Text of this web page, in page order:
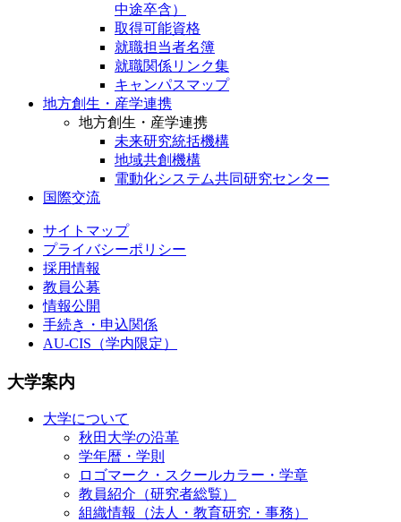
中途卒含）
取得可能資格
就職担当者名簿
就職関係リンク集
キャンパスマップ
地方創生・産学連携
地方創生・産学連携
未来研究統括機構
地域共創機構
電動化システム共同研究センター
国際交流
サイトマップ
プライバシーポリシー
採用情報
教員公募
情報公開
手続き・申込関係
AU-CIS（学内限定）
大学案内
大学について
秋田大学の沿革
学年暦・学則
ロゴマーク・スクールカラー・学章
教員紹介（研究者総覧）
組織情報（法人・教育研究・事務）